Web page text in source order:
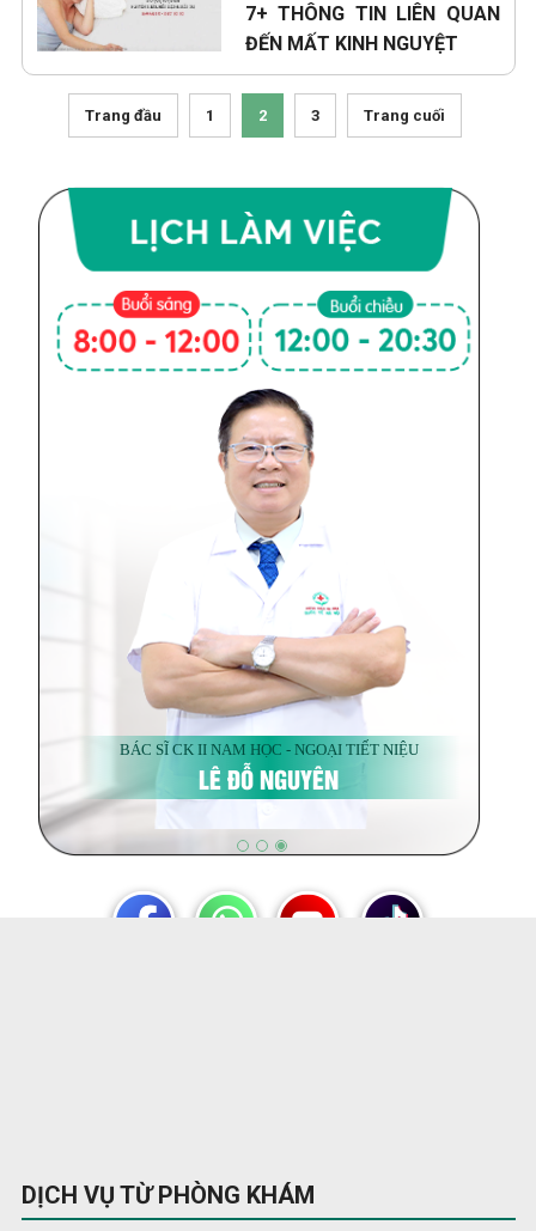
7+ THÔNG TIN LIÊN QUAN
ĐẾN MẤT KINH NGUYỆT
Trang đầu 1 2 3 Trang cuối
BÁC SĨ CK II NAM HỌC - NGOẠI TIẾT NIỆU
LÊ ĐỖ NGUYÊN
DỊCH VỤ TỪ PHÒNG KHÁM